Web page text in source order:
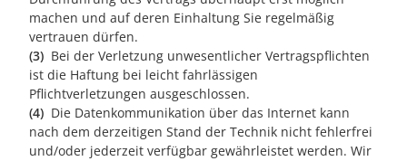
machen und auf deren Einhaltung Sie regelmäßig
vertrauen dürfen.
(3) Bei der Verletzung unwesentlicher Vertragspflichten
ist die Haftung bei leicht fahrlässigen
Pflichtverletzungen ausgeschlossen.
(4) Die Datenkommunikation über das Internet kann
nach dem derzeitigen Stand der Technik nicht fehlerfrei
und/oder jederzeit verfügbar gewährleistet werden. Wir